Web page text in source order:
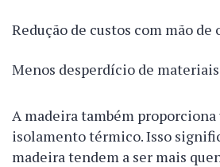
Redução de custos com mão de
Menos desperdício de materiais
A madeira também
isolamento térmico. Isso
madeira tendem a ser mais